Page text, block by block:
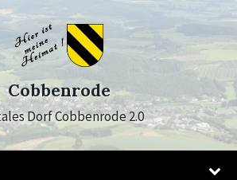
Cobbenrode
Dorf Cobbenrode 2.0